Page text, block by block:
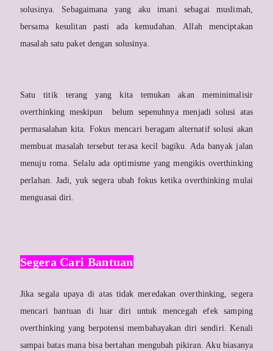
solusinya. Sebagaimana yang aku imani sebagai muslimah,
bersama kesulitan pasti ada kemudahan. Allah menciptakan
masalah satu paket dengan solusinya.
Satu titik terang yang kita temukan akan meminimalisir
overthinking meskipun belum sepenuhnya menjadi solusi atas
permasalahan kita. Fokus mencari beragam alternatif solusi akan
membuat masalah tersebut terasa kecil bagiku. Ada banyak jalan
menuju roma. Selalu ada optimisme yang mengikis overthinking
perlahan. Jadi, yuk segera ubah fokus ketika overthinking mulai
menguasai diri.
Segera Cari Bantuan
Jika segala upaya di atas tidak meredakan overthinking, segera
mencari bantuan di luar diri untuk mencegah efek samping
overthinking yang berpotensi membahayakan diri sendiri. Kenali
sampai batas mana bisa bertahan mengubah pikiran. Aku biasanya